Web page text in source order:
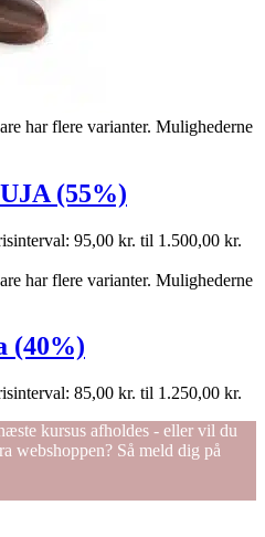
har flere varianter. Mulighederne
(55%)
95,00 kr. til 1.500,00 kr.
har flere varianter. Mulighederne
(40%)
85,00 kr. til 1.250,00 kr.
kursus afholdes - eller vil du
webshoppen? Så meld dig på